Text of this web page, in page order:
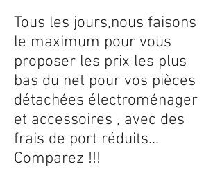
Tous les jours,nous faisons
le maximum pour vous
proposer les prix les plus
bas du net pour vos pièces
détachées électroménager
et accessoires , avec des
frais de port réduits...
Comparez !!!